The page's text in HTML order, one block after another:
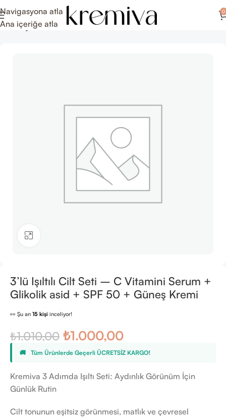
Navigasyona atla
Ana içeriğe atla
0
Ana Sayfa Setler
3’lü Işıltılı Cilt Seti – C Vitamini Serum +
Glikolik asid + SPF 50 + Güneş Kremi
👀 Şu an 15 kişi inceliyor!
🛒 9 kişisepetine ekledi!
Bugün9 adetsatıldı
₺1.010,00 ₺1.000,00
🚚 Tüm Ürünlerde Geçerli ÜCRETSİZ KARGO!
Kremiva 3 Adımda Işıltı Seti: Aydınlık Görünüm İçin
Günlük Rutin
Cilt tonunun eşitsiz görünmesi, matlık ve çevresel